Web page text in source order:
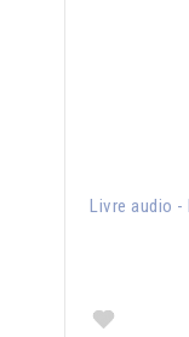
Livre audio